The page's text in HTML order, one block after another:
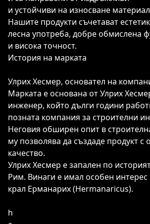
и устойчиви на износване
Нашите продукти съчетават
лесна употреба, добре обмислена
и висока точност.
История на марката
Улрих Хесмер, основател на
Марката е основана от Улрих
инженер, който дълги години
позната компания за строителни
Неговия обширен опит в
му позволява да създаде продукт с
качество.
Улрих Хесмер е запален по
Рим. Винаги е имал особен интерес
крал Ерманарих (Hermanaricus).
h